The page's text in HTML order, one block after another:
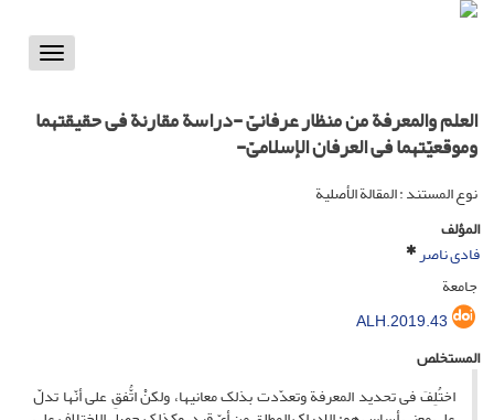
Toggle
العلم والمعرفة من منظار عرفانیّ -دراسة مقارنة فی حقیقتهما
وموقعیّتهما فی العرفان الإسلامیّ-
نوع المستند : المقالة الأصلية
المؤلف
فادی ناصر
جامعة
ALH.2019.43
المستخلص
اختُلِفَ فی تحدید المعرفة وتعدّدت بذلک معانیها، ولکنْ اتُّفقِ على أنّها تدلّ